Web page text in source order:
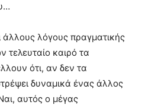
λόγους πραγματικής
τελευταίο καιρό τα
ότι, αν δεν τα
δυναμικά ένας άλλος
αυτός ο μέγας